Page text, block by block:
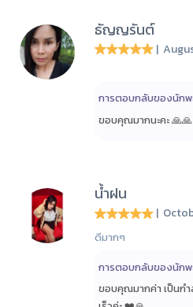
ธัญญรันต์
|
การตอบกลับของนัก
ขอบคุณมากนะคะ 🙏🙏
น้ำฝน
|
ดีมากๆ
การตอบกลับของนัก
ขอบคุณมากค่า เป็นกำ